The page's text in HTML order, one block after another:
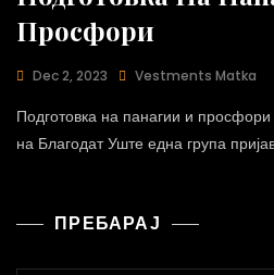
Просфори
Dec 2, 2023 Vestments Matka
Подготовка на панагии и
на Благодат Уште една група
ПРЕБАРАЈ